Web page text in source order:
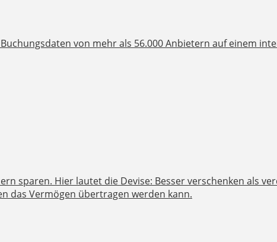
von mehr als 56.000 Anbietern auf einem
sparen. Hier lautet die Devise: Besser verschenken als
das Vermögen übertragen werden kann.